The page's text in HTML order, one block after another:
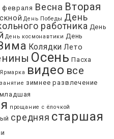
февраля Весна Вторая
День Победы День
работника День
День космонавтики День
Колядки Лето
Осень Пасха
Ярмарка видео все
занятие зимнее развлечение
прощание с ёлочкой
средняя старшая